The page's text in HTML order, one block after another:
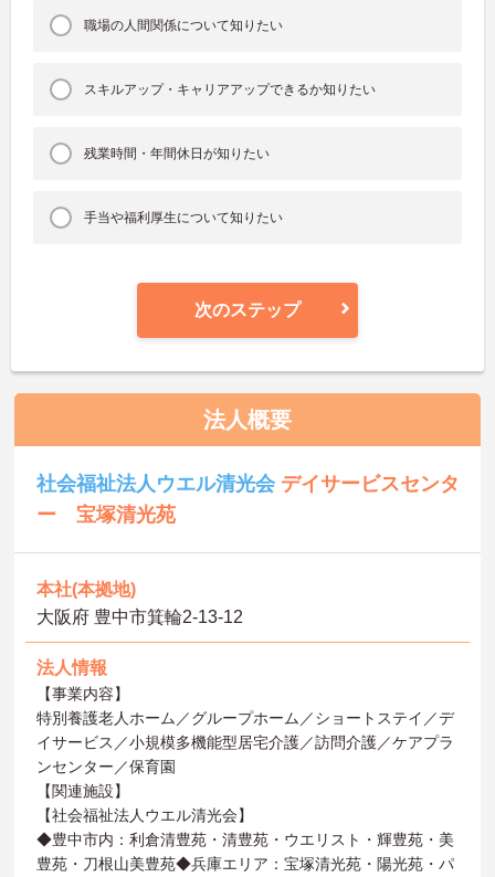
職場の人間関係について知りたい
スキルアップ・キャリアアップできるか知りたい
残業時間・年間休日が知りたい
手当や福利厚生について知りたい
次のステップ
法人概要
社会福祉法人ウエル清光会 デイサービスセンタ
ー 宝塚清光苑
本社(本拠地)
大阪府 豊中市箕輪2-13-12
法人情報
【事業内容】
特別養護老人ホーム／グループホーム／ショートステイ／デ
イサービス／小規模多機能型居宅介護／訪問介護／ケアプラ
ンセンター／保育園
【関連施設】
【社会福祉法人ウエル清光会】
◆豊中市内：利倉清豊苑・清豊苑・ウエリスト・輝豊苑・美
豊苑・刀根山美豊苑◆兵庫エリア：宝塚清光苑・陽光苑・パ